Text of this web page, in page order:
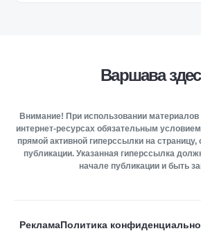
Варшава
Внимание! При использовании
интернет-ресурсах обязательным
прямой активной гиперссылки на
публикации. Указанная гиперссылка
начале публикации и быть
РекламаПолитика